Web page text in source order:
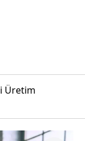
Üretim